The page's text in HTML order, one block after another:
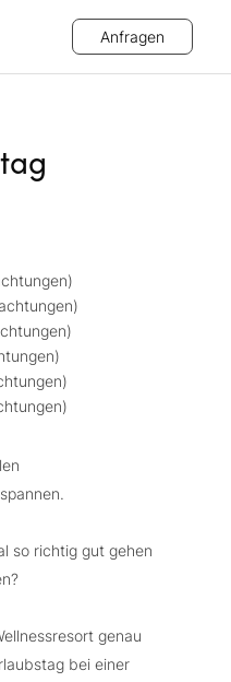
Anfragen
so richtig gut gehen
genau
bei einer